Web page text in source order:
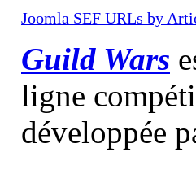
Joomla SEF URLs by
Guild Wars
ligne
développée